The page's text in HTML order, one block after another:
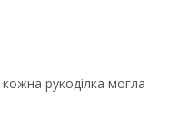
рукоділка могла